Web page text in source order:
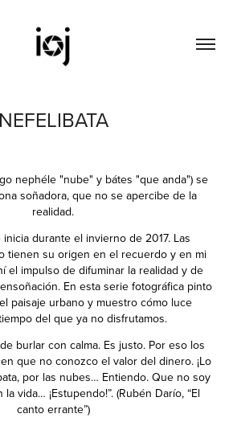
NEFELIBATA
nephéle "nube" y bátes "que anda") se
soñadora, que no se apercibe de la
realidad.
durante el invierno de 2017. Las
tienen su origen en el recuerdo y en mi
el impulso de difuminar la realidad y de
En esta serie fotográfica pinto
paisaje urbano y muestro cómo luce
del que ya no disfrutamos.
burlar con calma. Es justo. Por eso los
que no conozco el valor del dinero. ¡Lo
por las nubes… Entiendo. Que no soy
vida… ¡Estupendo!”. (Rubén Darío, “El
canto errante”)